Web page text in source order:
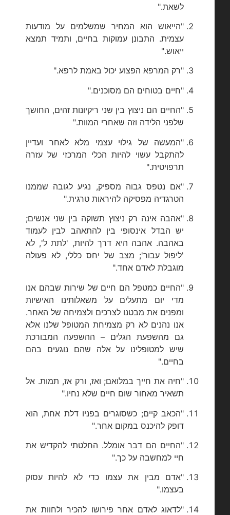
לשאת."
"הייאוש הוא המחיר שמשלמים על מודעות
עצמית. התבונן עמוקות בחיים, ותמיד תמצא
ייאוש."
"רק המרפא הפצוע יכול באמת לרפא."
"חיים בטוחים הם מסוכנים."
"החיים הם ניצוץ בין שני ריקיונות זהים, החושך
שלפני הלידה וזה שאחרי המוות."
"המעשה של גילוי עצמי מלא לאחר ועדיין
להתקבל עשוי להיות הכלי המרכזי של עזרה
תרפויטית."
"אם נטפס גבוה מספיק, נגיע לגובה שממנו
הטרגדיה מפסיקה להיראות טרגית."
"אהבה אינה רק ניצוץ תשוקה בין שני אנשים;
יש הבדל אינסופי בין להתאהב לבין לעמוד
באהבה. אהבה היא דרך להיות, 'לתת ל', לא
'ליפול עבור'; מצב של יחס כללי, לא פעולה
מוגבלת לאדם אחד."
"החיים כמטפל הם חיים של שירות שבהם אנו
מדי יום מתעלים על משאלותינו האישיות
ומפנים את מבטנו לצרכים ולצמיחה של האחר.
אנו נהנים לא רק מצמיחת המטופל שלנו אלא
גם מהשפעת הגלים – ההשפעה המבורכת
שיש למטופלינו על אלה שהם נוגעים בהם
בחיים."
"חיה את חייך במלואם; ואז, ורק אז, תמות. אל
תשאיר מאחור שום חיים שלא נחיו."
"הכאב קיים; כשסוגרים בפניו דלת אחת, הוא
דופק להיכנס במקום אחר."
"החיים הם דבר אומלל. החלטתי להקדיש את
חיי למחשבה על כך."
"אדם מבין את עצמו כדי לא להיות עסוק
בעצמו."
"לדאוג לאדם אחר פירושו להכיר ולחוות את